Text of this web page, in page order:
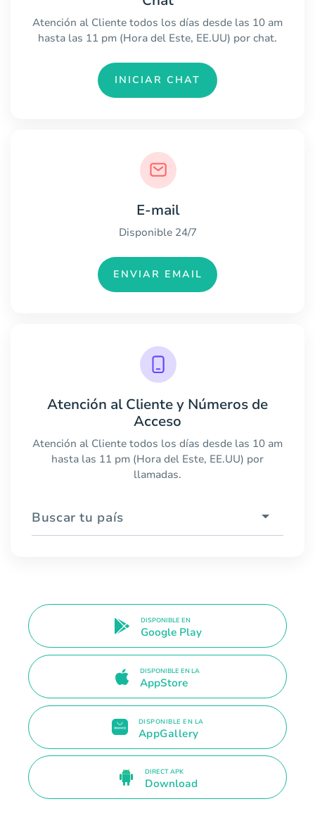
Atención al Cliente todos los días desde las 10 am
hasta las 11 pm (Hora del Este, EE.UU) por chat.
INICIAR CHAT
E-mail
Disponible 24/7
ENVIAR EMAIL
Atención al Cliente y Números de
Acceso
Atención al Cliente todos los días desde las 10 am
hasta las 11 pm (Hora del Este, EE.UU) por
llamadas.
Buscar tu país
DISPONIBLE EN
Google Play
DISPONIBLE EN LA
AppStore
DISPONIBLE EN LA
AppGallery
DIRECT APK
Download